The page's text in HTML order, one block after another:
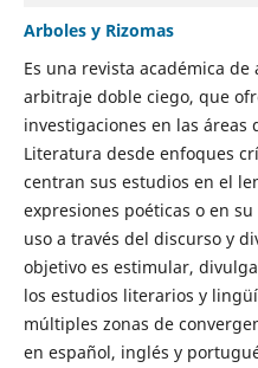
Arboles y Rizomas
Es una revista académica
arbitraje doble ciego, que
investigaciones en las áreas
Literatura desde enfoques
centran sus estudios en el
expresiones poéticas o en
uso a través del discurso y
objetivo es estimular,
los estudios literarios y
múltiples zonas de
en español, inglés y